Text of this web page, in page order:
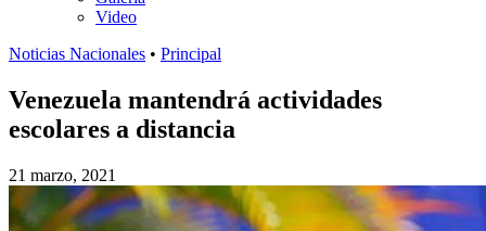
Video
Noticias Nacionales • Principal
Venezuela mantendrá actividades
escolares a distancia
21 marzo, 2021